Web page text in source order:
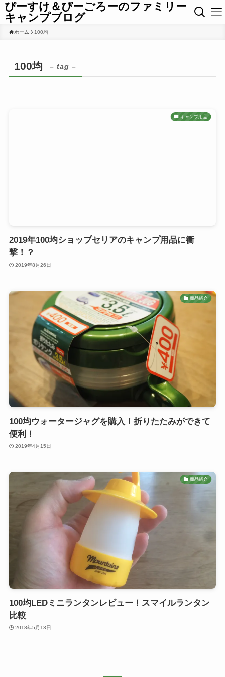
ぴーすけ＆ぴーごろーのファミリー
キャンプブログ
ホーム 100均
100均 – tag –
キャンプ用品
2019年100均ショップセリアのキャンプ用品に衝
撃！？
2019年8月26日
商品紹介
100均ウォータージャグを購入！折りたたみができて
便利！
2019年4月15日
商品紹介
100均LEDミニランタンレビュー！スマイルランタン
比較
2018年5月13日